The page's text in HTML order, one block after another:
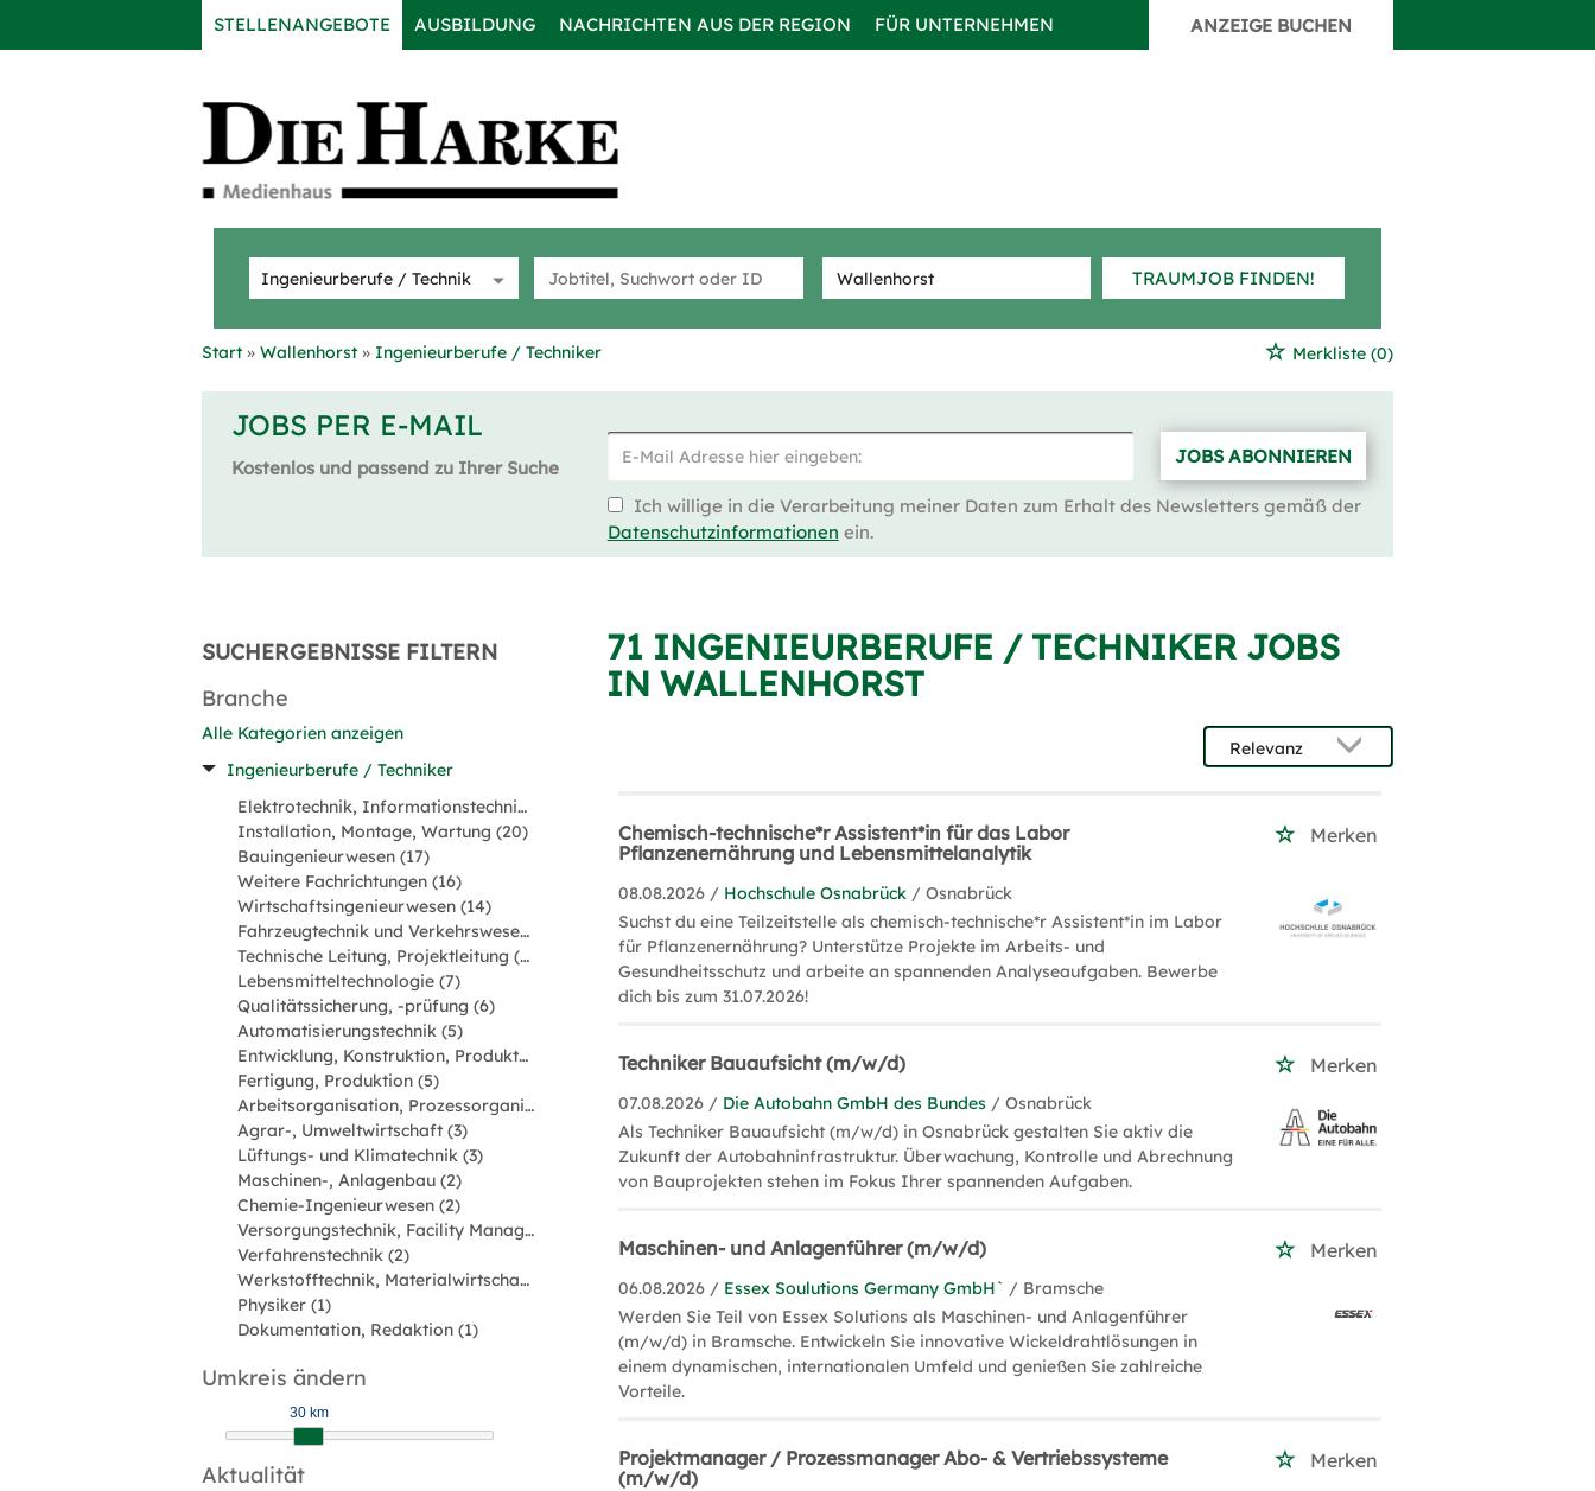
STELLENANGEBOTE AUSBILDUNG NACHRICHTEN AUS DER REGION FÜR UNTERNEHMEN ANZEIGE BUCHEN
TRAUMJOB FINDEN!
Start Wallenhorst Ingenieurberufe / Techniker Merkliste (0)
JOBS PER E-MAIL
Kostenlos und passend zu Ihrer Suche
JOBS ABONNIEREN
Ich willige in die Verarbeitung meiner Daten zum Erhalt des Newsletters gemäß der
Datenschutzinformationen ein.
SUCHERGEBNISSE FILTERN
Branche
Alle Kategorien anzeigen
Ingenieurberufe / Techniker
Elektrotechnik, Informationstechnik, Mechatronik (24)
Installation, Montage, Wartung (20)
Bauingenieurwesen (17)
Weitere Fachrichtungen (16)
Wirtschaftsingenieurwesen (14)
Fahrzeugtechnik und Verkehrswesen (9)
Technische Leitung, Projektleitung (8)
Lebensmitteltechnologie (7)
Qualitätssicherung, -prüfung (6)
Automatisierungstechnik (5)
Entwicklung, Konstruktion, Produktmanagement (5)
Fertigung, Produktion (5)
Arbeitsorganisation, Prozessorganisation (4)
Agrar-, Umweltwirtschaft (3)
Lüftungs- und Klimatechnik (3)
Maschinen-, Anlagenbau (2)
Chemie-Ingenieurwesen (2)
Versorgungstechnik, Facility Management (2)
Verfahrenstechnik (2)
Werkstofftechnik, Materialwirtschaft (1)
Physiker (1)
Dokumentation, Redaktion (1)
Umkreis ändern
30 km
Aktualität
71 INGENIEURBERUFE / TECHNIKER JOBS
IN WALLENHORST
Chemisch-technische*r Assistent*in für das Labor
Pflanzenernährung und Lebensmittelanalytik
Merken
08.08.2026 / Hochschule Osnabrück / Osnabrück
Suchst du eine Teilzeitstelle als chemisch-technische*r Assistent*in im Labor
für Pflanzenernährung? Unterstütze Projekte im Arbeits- und
Gesundheitsschutz und arbeite an spannenden Analyseaufgaben. Bewerbe
dich bis zum 31.07.2026!
Techniker Bauaufsicht (m/w/d) Merken
07.08.2026 / Die Autobahn GmbH des Bundes / Osnabrück
Als Techniker Bauaufsicht (m/w/d) in Osnabrück gestalten Sie aktiv die
Zukunft der Autobahninfrastruktur. Überwachung, Kontrolle und Abrechnung
von Bauprojekten stehen im Fokus Ihrer spannenden Aufgaben.
Maschinen- und Anlagenführer (m/w/d) Merken
06.08.2026 / Essex Soulutions Germany GmbH` / Bramsche
Werden Sie Teil von Essex Solutions als Maschinen- und Anlagenführer
(m/w/d) in Bramsche. Entwickeln Sie innovative Wickeldrahtlösungen in
einem dynamischen, internationalen Umfeld und genießen Sie zahlreiche
Vorteile.
Projektmanager / Prozessmanager Abo- & Vertriebssysteme
(m/w/d)
Merken